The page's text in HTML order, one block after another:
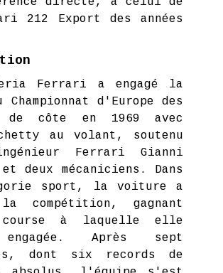
212 Export des années
Ferrari a engagé la
Championnat d'Europe des
de côte en 1969 avec
au volant, soutenu
Ferrari Gianni
deux mécaniciens. Dans
sport, la voiture a
la compétition, gagnant
course à laquelle elle
Après sept
dont six records de